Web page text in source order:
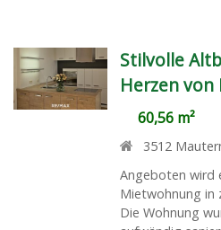
Stilvolle
Herzen
60,56 m²
3512
Angeboten wird
Mietwohnung in
Die Wohnung